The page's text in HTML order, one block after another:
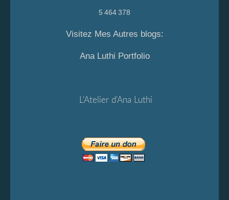
5 464 378
Visitez Mes Autres blogs:
Ana Luthi Portfolio
L'Atelier d'Ana Luthi